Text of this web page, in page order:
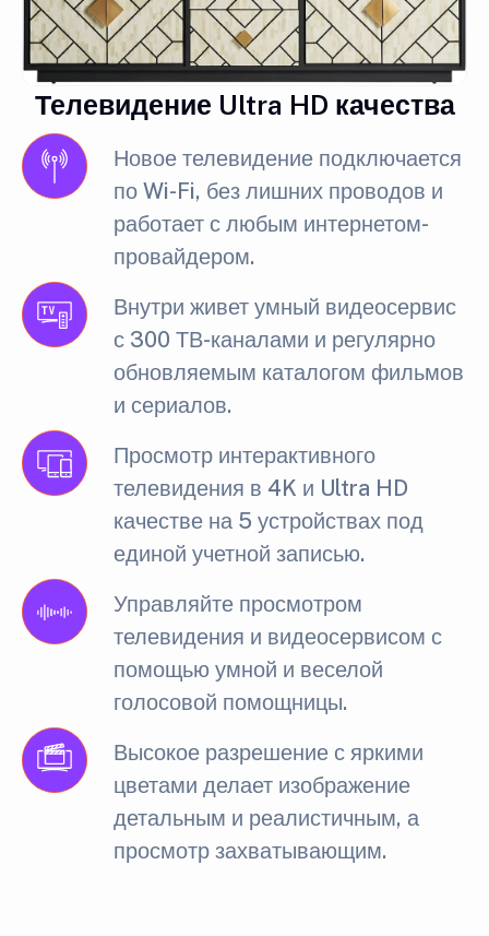
Телевидение Ultra HD качества
Новое телевидение подключается
по Wi-Fi, без лишних проводов и
работает с любым интернетом-
провайдером.
Внутри живет умный видеосервис
с 300 ТВ-каналами и регулярно
обновляемым каталогом фильмов
и сериалов.
Просмотр интерактивного
телевидения в 4K и Ultra HD
качестве на 5 устройствах под
единой учетной записью.
Управляйте просмотром
телевидения и видеосервисом с
помощью умной и веселой
голосовой помощницы.
Высокое разрешение с яркими
цветами делает изображение
детальным и реалистичным, а
просмотр захватывающим.